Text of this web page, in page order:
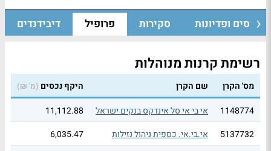
גיוסים ופדיונות סקירות פרופיל דיבידנדים
רשימת קרנות מנוהלות
מס' הקרן שם הקרן היקף נכסים (מ' ₪)
1148774 אי בי אי סל אינדקס בנקים ישראל
11,112.88
5137732
אי.בי.אי. כספית ניהול נזילות
6,035.47